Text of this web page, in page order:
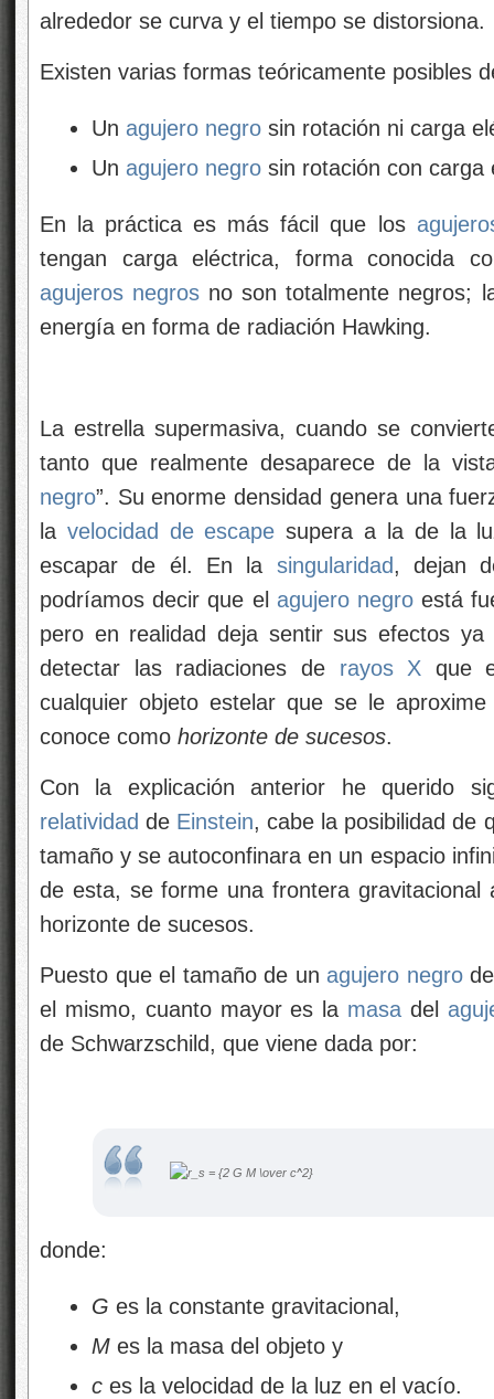
alrededor se curva y el tiempo se distorsiona.
Existen varias formas teóricamente posibles
Un agujero negrosin rotación ni carga
Un agujero negrosin rotación con carga
En la práctica es más fácil que los
tengan carga eléctrica, forma conocida
agujeros negros no son totalmente negros;
energía en forma de radiación Hawking.
La estrella supermasiva, cuando se
tanto que realmente desaparece de la
negro”. Su enorme densidad genera una
la velocidad de escape supera a la de la
escapar de él. En la singularidad, dejan
podríamos decir que el agujero negroestá
pero en realidad deja sentir sus efectos
detectar las radiaciones de rayos X que
cualquier objeto estelar que se le
conoce como horizonte de sucesos.
Con la explicación anterior he querido
relatividad de Einstein, cabe la posibilidad de
tamaño y se autoconfinara en un espacio
de esta, se forme una frontera
horizonte de sucesos.
Puesto que el tamaño de un agujero negro
el mismo, cuanto mayor es la masa del
de Schwarzschild, que viene dada por:
donde:
G es la constante gravitacional,
Mes la masa del objeto y
ces la velocidad de la luz en el vacío.